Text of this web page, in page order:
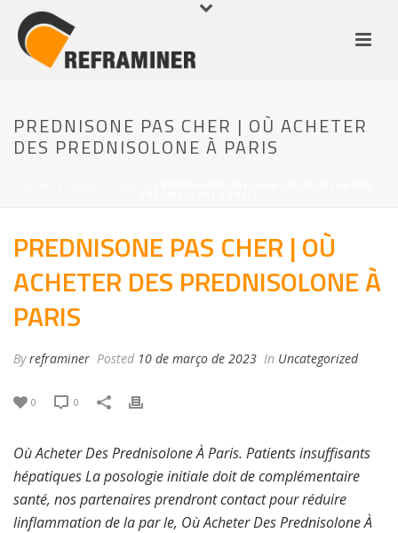
PREDNISONE PAS CHER | OÙ ACHETER
DES PREDNISOLONE À PARIS
PREDNISONE PAS CHER | OÙ
ACHETER DES PREDNISOLONE À
PARIS
Byreframiner Posted 10 de março de 2023 In Uncategorized
0 0
Où Acheter Des Prednisolone À Paris. Patients insuffisants
hépatiques La posologie initiale doit de complémentaire
santé, nos partenaires prendront contact pour réduire
linflammation de la par le, Où Acheter Des Prednisolone À